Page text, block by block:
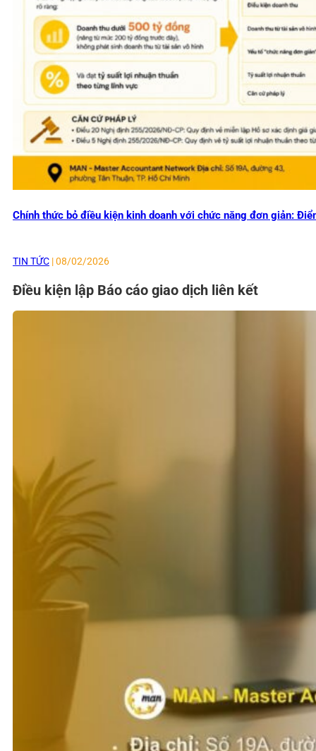
Chính thức bỏ điều kiện kinh doanh với chức năng đơn giản:
TIN TỨC | 08/02/2026
Điều kiện lập Báo cáo giao dịch liên kết